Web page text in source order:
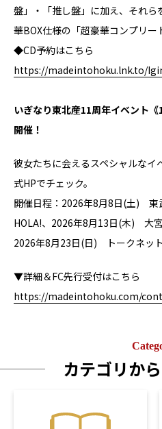
盤」・「推し盤」に加え、それ
華BOX仕様の「超豪華コンプリー
◆CD予約はこちら
https://madeintohoku.lnk.to/
いぎなり東北産11周年イベント
開催！
彼女たちに会えるスペシャルな
式HPでチェック。
開催日程：2026年8月8日(土) 東
HOLA!、2026年8月13日(木) 大宮
2026年8月23日(日) トークネッ
▼詳細＆FC先行受付はこちら
https://madeintohoku.com/
カテゴリか